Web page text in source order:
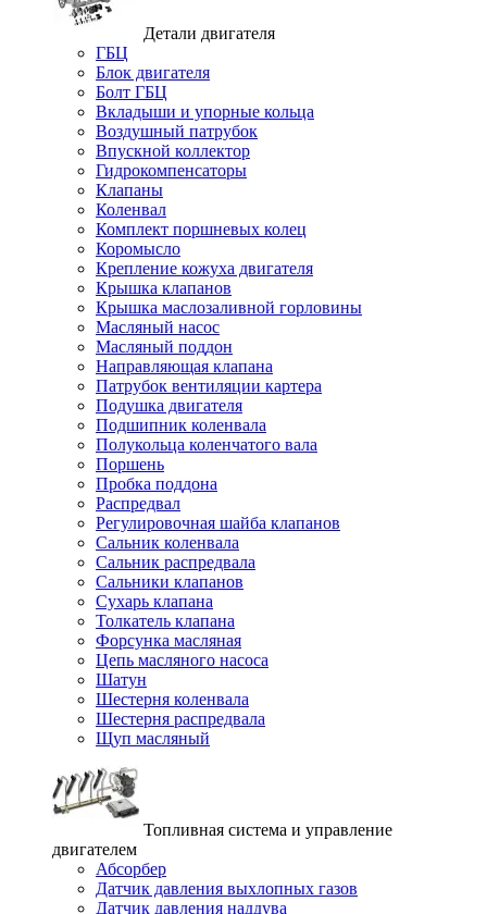
Детали двигателя
ГБЦ
Блок двигателя
Болт ГБЦ
Вкладыши и упорные кольца
Воздушный патрубок
Впускной коллектор
Гидрокомпенсаторы
Клапаны
Коленвал
Комплект поршневых колец
Коромысло
Крепление кожуха двигателя
Крышка клапанов
Крышка маслозаливной горловины
Масляный насос
Масляный поддон
Направляющая клапана
Патрубок вентиляции картера
Подушка двигателя
Подшипник коленвала
Полукольца коленчатого вала
Поршень
Пробка поддона
Распредвал
Регулировочная шайба клапанов
Сальник коленвала
Сальник распредвала
Сальники клапанов
Сухарь клапана
Толкатель клапана
Форсунка масляная
Цепь масляного насоса
Шатун
Шестерня коленвала
Шестерня распредвала
Щуп масляный
Топливная система и управление
двигателем
Абсорбер
Датчик давления выхлопных газов
Датчик давления наддува